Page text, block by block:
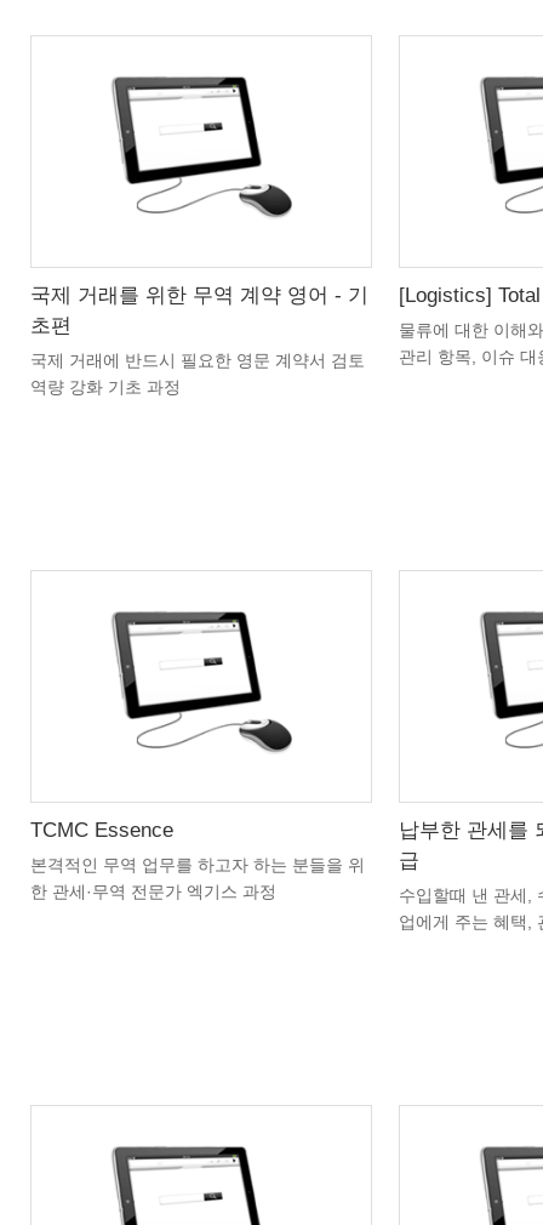
국제 거래를 위한 무역 계약 영어 - 기
초편
국제 거래에 반드시 필요한 영문 계약서 검토
역량 강화 기초 과정
[Logistics]
물류에 대한 이해
관리 항목, 이슈 대
TCMC Essence
본격적인 무역 업무를 하고자 하는 분들을 위
한 관세·무역 전문가 엑기스 과정
납부한 관세를
급
수입할때 낸 관세,
업에게 주는 혜택,